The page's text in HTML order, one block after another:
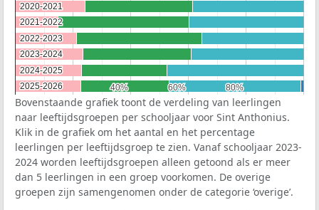
40%
40% 60%
60% 80%
80%
2020-2021
2020-2021
2021-2022
2021-2022
2022-2023
2022-2023
2023-2024
2023-2024
2024-2025
2024-2025
2025-2026
2025-2026
Bovenstaande grafiek toont de verdeling van leerlingen
naar leeftijdsgroepen per schooljaar voor Sint Anthonius.
Klik in de grafiek om het aantal en het percentage
leerlingen per leeftijdsgroep te zien. Vanaf schooljaar 2023-
2024 worden leeftijdsgroepen alleen getoond als er meer
dan 5 leerlingen in een groep voorkomen. De overige
groepen zijn samengenomen onder de categorie ‘overige’.